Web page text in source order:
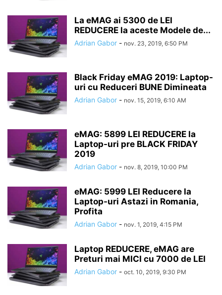
La eMAG ai 5300 de LEI
REDUCERE la aceste Modele de...
Adrian Gabor - nov. 23, 2019, 6:50 PM
Black Friday eMAG 2019: Laptop-
uri cu Reduceri BUNE Dimineata
Adrian Gabor - nov. 15, 2019, 6:10 AM
eMAG: 5899 LEI REDUCERE la
Laptop-uri pre BLACK FRIDAY
2019
Adrian Gabor - nov. 8, 2019, 10:00 PM
eMAG: 5999 LEI Reducere la
Laptop-uri Astazi in Romania,
Profita
Adrian Gabor - nov. 1, 2019, 4:15 PM
Laptop REDUCERE, eMAG are
Preturi mai MICI cu 7000 de LEI
Adrian Gabor - oct. 10, 2019, 9:30 PM